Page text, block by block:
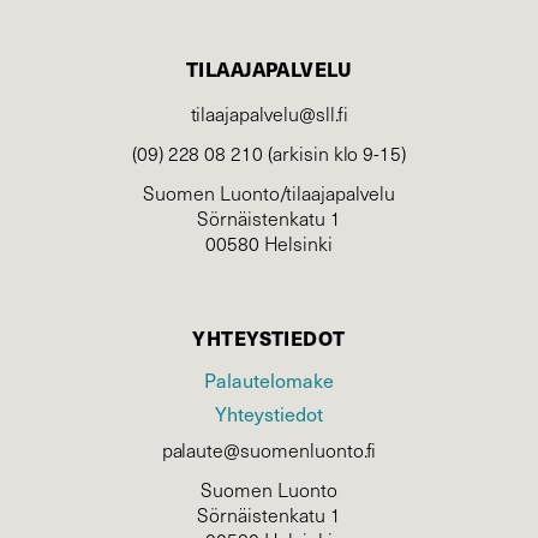
TILAAJAPALVELU
tilaajapalvelu@sll.fi
(09) 228 08 210 (arkisin klo 9-15)
Suomen Luonto/tilaajapalvelu
Sörnäistenkatu 1
00580 Helsinki
YHTEYSTIEDOT
Palautelomake
Yhteystiedot
palaute@suomenluonto.fi
Suomen Luonto
Sörnäistenkatu 1